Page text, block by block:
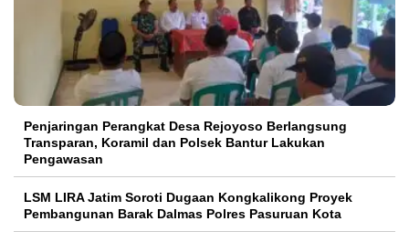
Penjaringan Perangkat Desa Rejoyoso Berlangsung
Transparan, Koramil dan Polsek Bantur Lakukan
Pengawasan
LSM LIRA Jatim Soroti Dugaan Kongkalikong Proyek
Pembangunan Barak Dalmas Polres Pasuruan Kota